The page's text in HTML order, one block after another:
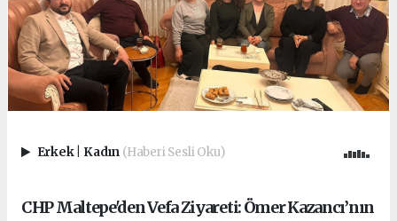
Erkek Kadın (Haberi Sesli Oku)
CHP Maltepe'den Vefa Ziyareti: Ömer Kazancı’nın